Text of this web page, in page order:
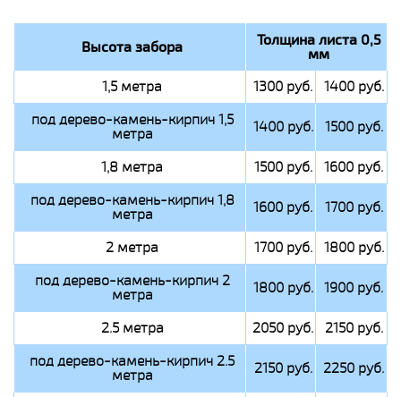
Высота забора Толщина листа 0,5
мм
1,5 метра 1300 руб.
1400 руб.
под дерево-камень-кирпич 1,5
метра 1400 руб. 1500 руб.
1,8 метра 1500 руб.
1600 руб.
под дерево-камень-кирпич 1,8
метра 1600 руб. 1700 руб.
2 метра 1700 руб.
1800 руб.
под дерево-камень-кирпич 2
метра 1800 руб. 1900 руб.
2.5 метра 2050 руб.
2150 руб.
под дерево-камень-кирпич 2.5
метра 2150 руб. 2250 руб.